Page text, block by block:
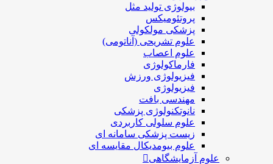
بیولوژی تولید مثل
پروتئومیکس
پزشکی مولکولی
علوم تشریحی (آناتومی)
علوم اعصاب
فارماکولوژی
فیزیولوژی ورزش
فیزیولوژی
مهندسی بافت
نانوتکنولوژی پزشکی
علوم سلولی کاربردی
زیست پزشکی سامانه ای
علوم بیومدیکال مقایسه ای
علوم آزمایشگاهی